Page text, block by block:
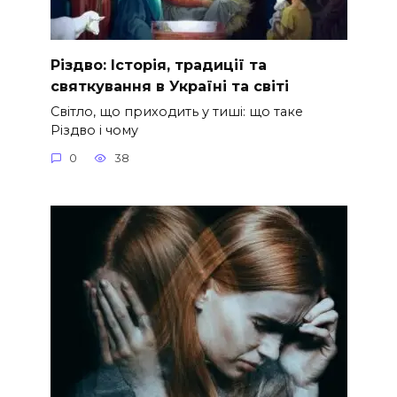
Різдво: Історія, традиції та
святкування в Україні та світі
Світло, що приходить у тиші: що таке
Різдво і чому
0 38